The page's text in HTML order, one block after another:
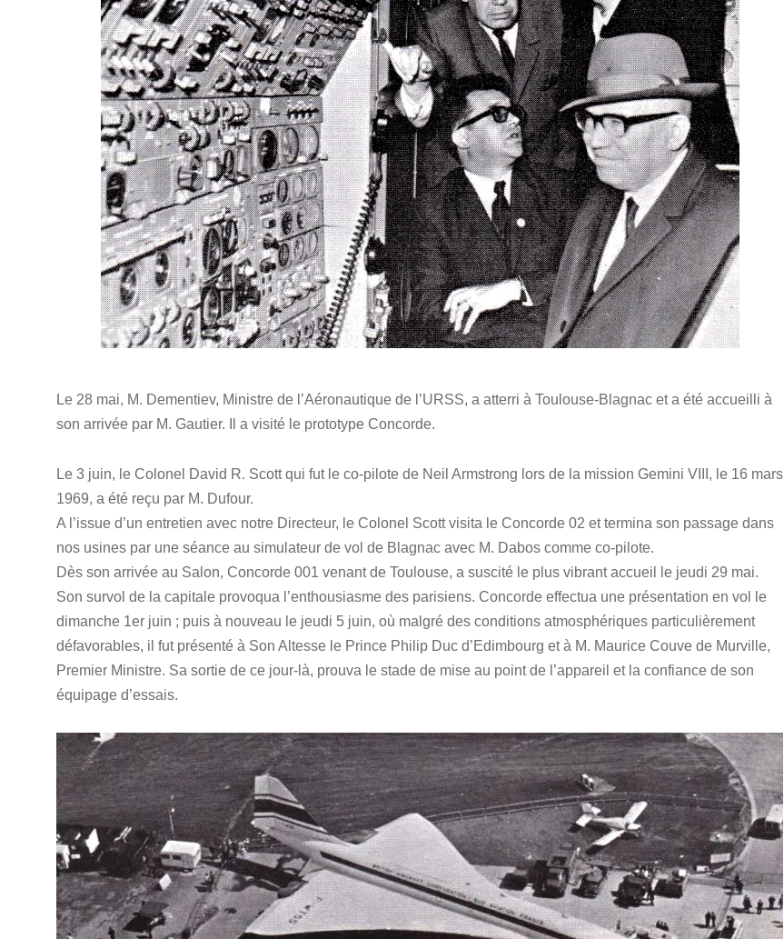
Le 28 mai, M. Dementiev, Ministre de l’Aéronautique de l’URSS, a atterri à Toulouse-Blagnac et a été accueilli à
son arrivée par M. Gautier. Il a visité le prototype Concorde.
Le 3 juin, le Colonel David R. Scott qui fut le co-pilote de Neil Armstrong lors de la mission Gemini VIII, le 16 mars
1969, a été reçu par M. Dufour.
A l’issue d’un entretien avec notre Directeur, le Colonel Scott visita le Concorde 02 et termina son passage dans
nos usines par une séance au simulateur de vol de Blagnac avec M. Dabos comme co-pilote.
Dès son arrivée au Salon, Concorde 001 venant de Toulouse, a suscité le plus vibrant accueil le jeudi 29 mai.
Son survol de la capitale provoqua l’enthousiasme des parisiens. Concorde effectua une présentation en vol le
dimanche 1er juin ; puis à nouveau le jeudi 5 juin, où malgré des conditions atmosphériques particulièrement
défavorables, il fut présenté à Son Altesse le Prince Philip Duc d’Edimbourg et à M. Maurice Couve de Murville,
Premier Ministre. Sa sortie de ce jour-là, prouva le stade de mise au point de l’appareil et la confiance de son
équipage d’essais.